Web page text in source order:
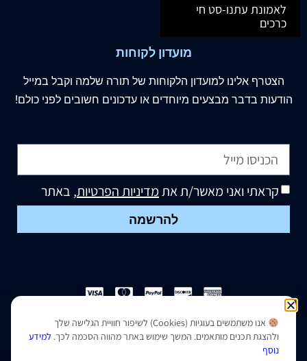
לאמונת עתנו-סט חי
כרכים
מועדון לקוחות
הצטרף אלינו למועדון הלקוחות של תורה שלמה וקבל במייל
הודעות בדבר מבצעים מיוחדים או עדכונים חשובים לפני כולם!
קראתי ואני מאשר/ת אתמדיניות הפרטיות, באתר
להרשמה
הצהרת נגישות|מדיניות פרטיות
אנו משתמשים בעוגיות (Cookies) לשיפור חוויית הגלישה שלך
ולהצגת תכנים מותאמים. המשך שימוש באתר מהווה הסכמה לכך. למידע
נוסף